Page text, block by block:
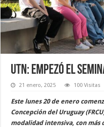
UTN: empezó el
21 enero, 2025 100 Visitas
Este lunes 20 de enero
Concepción del Uruguay
modalidad intensiva, con más